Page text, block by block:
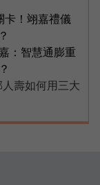
卡！翊嘉禮儀
：智慧通膨重
壽如何用三大